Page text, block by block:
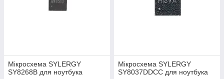
Мікросхема SYLERGY
SY8268B для ноутбука
Мікросхема SYLERGY
SY8037DDCC для ноутбука